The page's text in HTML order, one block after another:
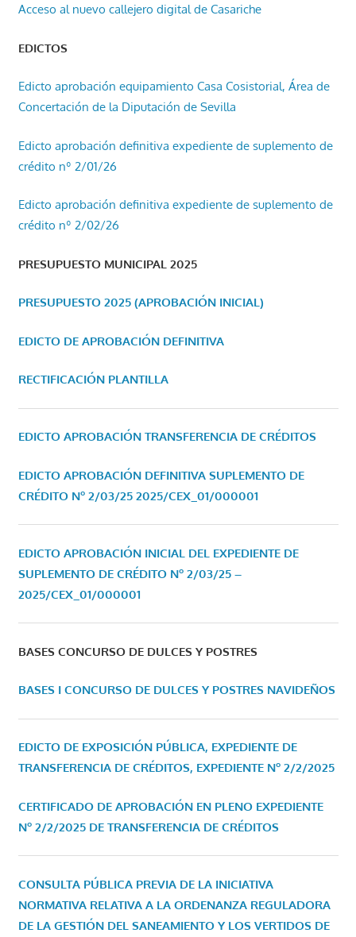
Acceso al nuevo callejero digital de Casariche
EDICTOS
Edicto aprobación equipamiento Casa Cosistorial, Área de
Concertación de la Diputación de Sevilla
Edicto aprobación definitiva expediente de suplemento de
crédito nº 2/01/26
Edicto aprobación definitiva expediente de suplemento de
crédito nº 2/02/26
PRESUPUESTO MUNICIPAL 2025
PRESUPUESTO 2025 (APROBACIÓN INICIAL)
EDICTO DE APROBACIÓN DEFINITIVA
RECTIFICACIÓN PLANTILLA
EDICTO APROBACIÓN TRANSFERENCIA DE CRÉDITOS
EDICTO APROBACIÓN DEFINITIVA SUPLEMENTO DE
CRÉDITO Nº 2/03/25 2025/CEX_01/000001
EDICTO APROBACIÓN INICIAL DEL EXPEDIENTE DE
SUPLEMENTO DE CRÉDITO Nº 2/03/25 –
2025/CEX_01/000001
BASES CONCURSO DE DULCES Y POSTRES
BASES I CONCURSO DE DULCES Y POSTRES NAVIDEÑOS
EDICTO DE EXPOSICIÓN PÚBLICA, EXPEDIENTE DE
TRANSFERENCIA DE CRÉDITOS, EXPEDIENTE Nº 2/2/2025
CERTIFICADO DE APROBACIÓN EN PLENO EXPEDIENTE
Nº 2/2/2025 DE TRANSFERENCIA DE CRÉDITOS
CONSULTA PÚBLICA PREVIA DE LA INICIATIVA
NORMATIVA RELATIVA A LA ORDENANZA REGULADORA
DE LA GESTIÓN DEL SANEAMIENTO Y LOS VERTIDOS DE